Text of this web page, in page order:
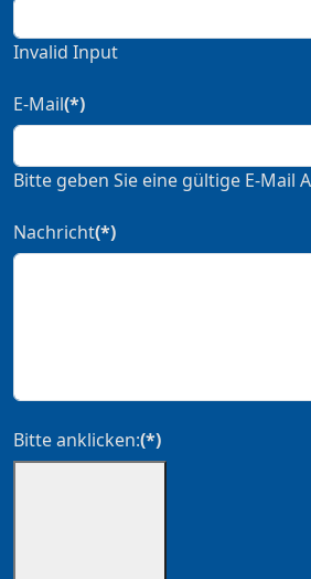
Invalid Input
E-Mail(*)
Bitte geben Sie eine gültige E-Mail
Nachricht(*)
Bitte anklicken:(*)